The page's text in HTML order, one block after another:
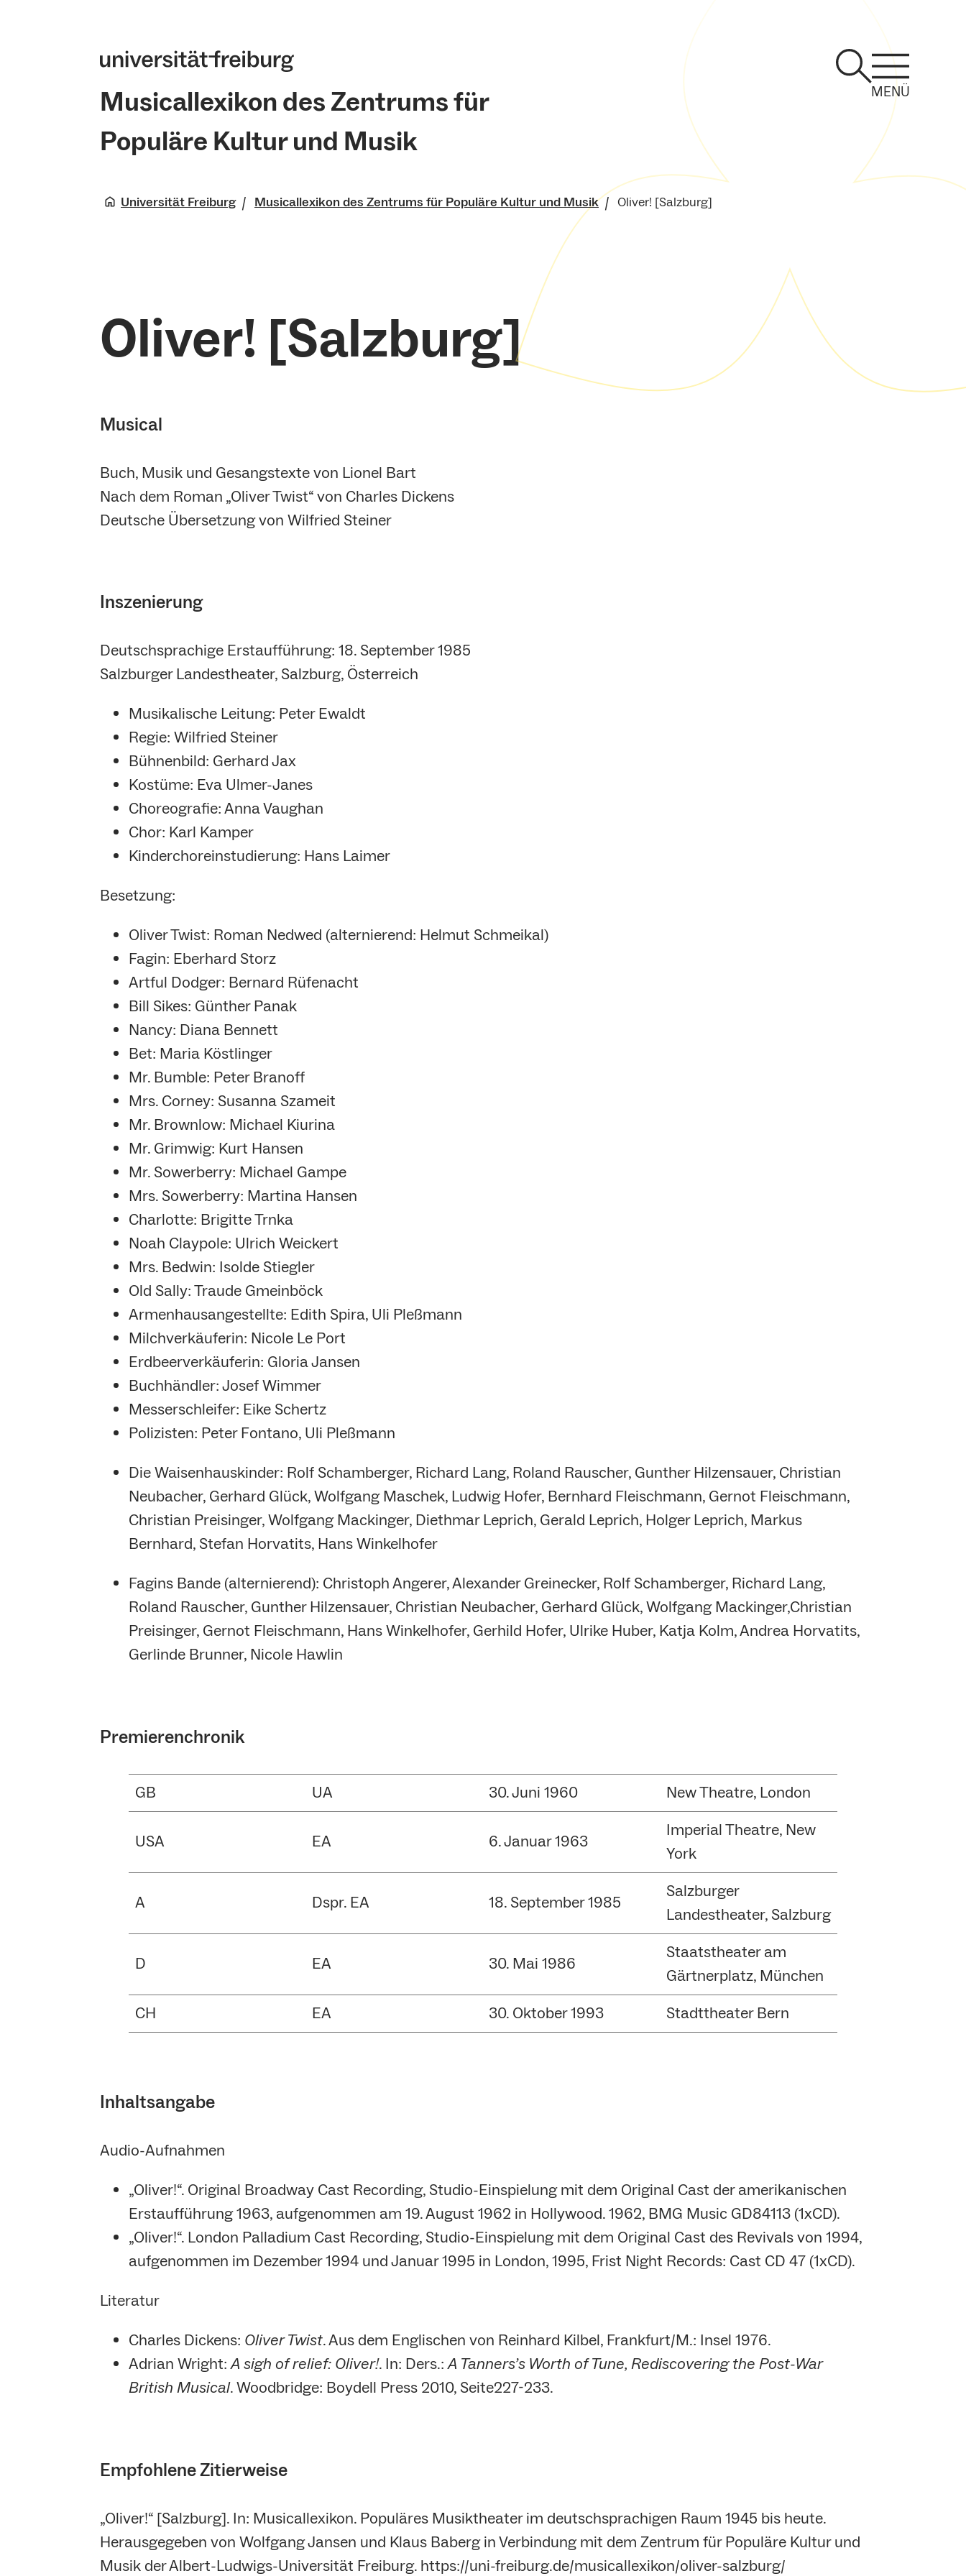
Musicallexikon des Zentrums für
Populäre Kultur und Musik
MENÜ
Universität Freiburg Musicallexikon des Zentrums für Populäre Kultur und Musik Oliver! [Salzburg]
Oliver! [Salzburg]
Musical
Buch, Musik und Gesangstexte von Lionel Bart
Nach dem Roman „Oliver Twist“ von Charles Dickens
Deutsche Übersetzung von Wilfried Steiner
Inszenierung
Deutschsprachige Erstaufführung: 18. September 1985
Salzburger Landestheater, Salzburg, Österreich
Musikalische Leitung: Peter Ewaldt
Regie: Wilfried Steiner
Bühnenbild: Gerhard Jax
Kostüme: Eva Ulmer-Janes
Choreografie: Anna Vaughan
Chor: Karl Kamper
Kinderchoreinstudierung: Hans Laimer
Besetzung:
Oliver Twist: Roman Nedwed (alternierend: Helmut Schmeikal)
Fagin: Eberhard Storz
Artful Dodger: Bernard Rüfenacht
Bill Sikes: Günther Panak
Nancy: Diana Bennett
Bet: Maria Köstlinger
Mr. Bumble: Peter Branoff
Mrs. Corney: Susanna Szameit
Mr. Brownlow: Michael Kiurina
Mr. Grimwig: Kurt Hansen
Mr. Sowerberry: Michael Gampe
Mrs. Sowerberry: Martina Hansen
Charlotte: Brigitte Trnka
Noah Claypole: Ulrich Weickert
Mrs. Bedwin: Isolde Stiegler
Old Sally: Traude Gmeinböck
Armenhausangestellte: Edith Spira, Uli Pleßmann
Milchverkäuferin: Nicole Le Port
Erdbeerverkäuferin: Gloria Jansen
Buchhändler: Josef Wimmer
Messerschleifer: Eike Schertz
Polizisten: Peter Fontano, Uli Pleßmann
Die Waisenhauskinder: Rolf Schamberger, Richard Lang, Roland Rauscher, Gunther Hilzensauer, Christian
Neubacher, Gerhard Glück, Wolfgang Maschek, Ludwig Hofer, Bernhard Fleischmann, Gernot Fleischmann,
Christian Preisinger, Wolfgang Mackinger, Diethmar Leprich, Gerald Leprich, Holger Leprich, Markus
Bernhard, Stefan Horvatits, Hans Winkelhofer
Fagins Bande (alternierend): Christoph Angerer, Alexander Greinecker, Rolf Schamberger, Richard Lang,
Roland Rauscher, Gunther Hilzensauer, Christian Neubacher, Gerhard Glück, Wolfgang Mackinger,Christian
Preisinger, Gernot Fleischmann, Hans Winkelhofer, Gerhild Hofer, Ulrike Huber, Katja Kolm, Andrea Horvatits,
Gerlinde Brunner, Nicole Hawlin
Premierenchronik
GB UA 30. Juni 1960 New Theatre, London
USA EA 6. Januar 1963
Imperial Theatre, New
York
A Dspr. EA 18. September 1985
Salzburger
Landestheater, Salzburg
D EA 30. Mai 1986
Staatstheater am
Gärtnerplatz, München
CH
EA 30. Oktober 1993 Stadttheater Bern
Inhaltsangabe
Audio-Aufnahmen
„Oliver!“. Original Broadway Cast Recording, Studio-Einspielung mit dem Original Cast der amerikanischen
Erstaufführung 1963, aufgenommen am 19. August 1962 in Hollywood. 1962, BMG Music GD84113 (1xCD).
„Oliver!“. London Palladium Cast Recording, Studio-Einspielung mit dem Original Cast des Revivals von 1994,
aufgenommen im Dezember 1994 und Januar 1995 in London, 1995, Frist Night Records: Cast CD 47 (1xCD).
Literatur
Charles Dickens: Oliver Twist. Aus dem Englischen von Reinhard Kilbel, Frankfurt/M.: Insel 1976.
Adrian Wright:A sigh of relief: Oliver!. In: Ders.:A Tanners’s Worth of Tune, Rediscovering the Post-War
British Musical. Woodbridge: Boydell Press 2010, Seite227-233.
Empfohlene Zitierweise
„Oliver!“ [Salzburg]. In: Musicallexikon. Populäres Musiktheater im deutschsprachigen Raum 1945 bis heute.
Herausgegeben von Wolfgang Jansen und Klaus Baberg in Verbindung mit dem Zentrum für Populäre Kultur und
Musik der Albert-Ludwigs-Universität Freiburg. https://uni-freiburg.de/musicallexikon/oliver-salzburg/